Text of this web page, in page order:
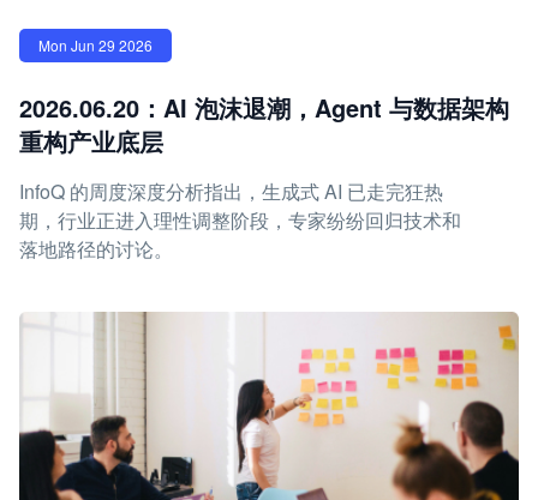
Mon Jun 29 2026
2026.06.20：AI 泡沫退潮，Agent 与数据架构
重构产业底层
InfoQ 的周度深度分析指出，生成式 AI 已走完狂热
期，行业正进入理性调整阶段，专家纷纷回归技术和
落地路径的讨论。